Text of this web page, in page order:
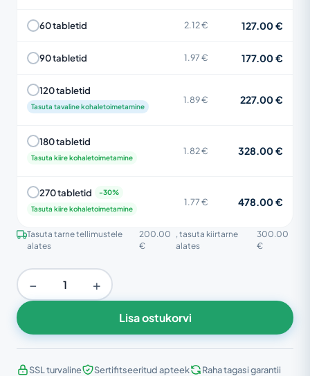
60 tabletid 2.12 € 127.00 €
90 tabletid 1.97 € 177.00 €
120 tabletid
Tasuta tavaline kohaletoimetamine
1.89 € 227.00 €
180 tabletid
Tasuta kiire kohaletoimetamine
1.82 € 328.00 €
270 tabletid
Tasuta kiire kohaletoimetamine
1.77 € 478.00 €
Tasuta tarne tellimustele
alates
200.00
€
, tasuta kiirtarne
alates
300.00
€
− +
Lisa ostukorvi
SSL turvaline Sertifitseeritud apteek Raha tagasi garantii